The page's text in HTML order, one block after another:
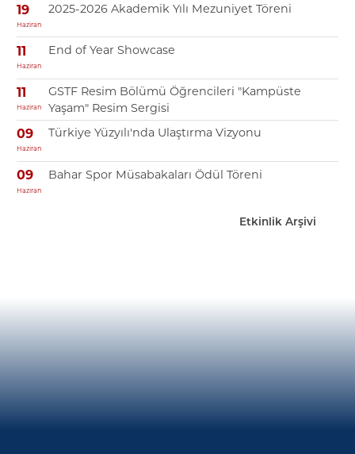
19
Haziran
2025-2026 Akademik Yılı Mezuniyet Töreni
11
Haziran
End of Year Showcase
11
Haziran
GSTF Resim Bölümü Öğrencileri "Kampüste
Yaşam" Resim Sergisi
09
Haziran
Türkiye Yüzyılı'nda Ulaştırma Vizyonu
09
Haziran
Bahar Spor Müsabakaları Ödül Töreni
Etkinlik Arşivi